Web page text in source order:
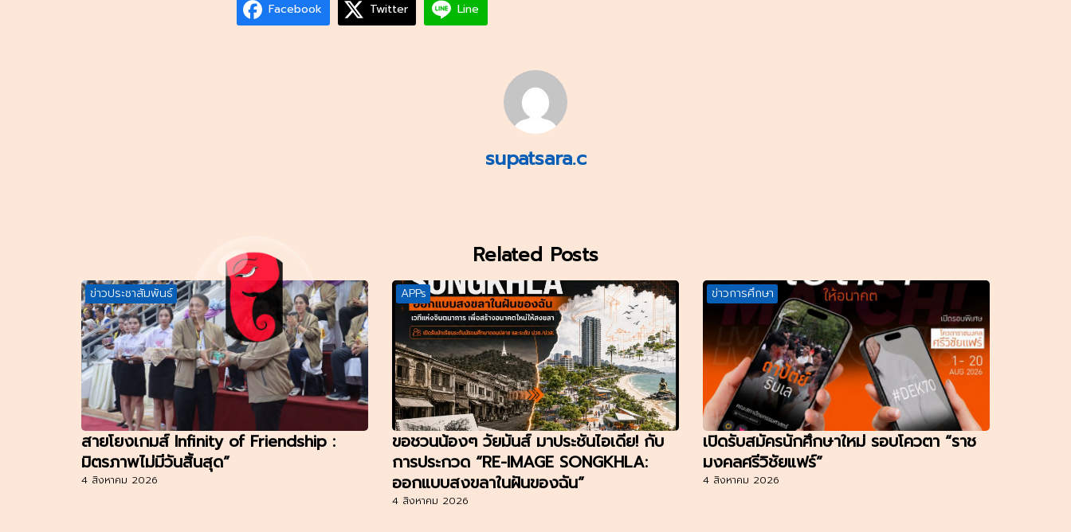
Facebook Twitter Line
supatsara.c
Related Posts
ข่าวประชาสัมพันธ์
สายโยงเกมส์ Infinity of Friendship :
มิตรภาพไม่มีวันสิ้นสุด”
4 สิงหาคม 2026
APPs
ขอชวนน้องๆ วัยมันส์ มาประชันไอเดีย! กับ
การประกวด “RE-IMAGE SONGKHLA:
ออกแบบสงขลาในฝันของฉัน”
4 สิงหาคม 2026
ข่าวการศึกษา
เปิดรับสมัครนักศึกษาใหม่ รอบโควตา “ราช
มงคลศรีวิชัยแฟร์”
4 สิงหาคม 2026